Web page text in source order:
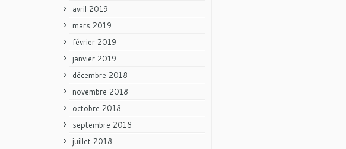
avril 2019
mars 2019
février 2019
janvier 2019
décembre 2018
novembre 2018
octobre 2018
septembre 2018
juillet 2018